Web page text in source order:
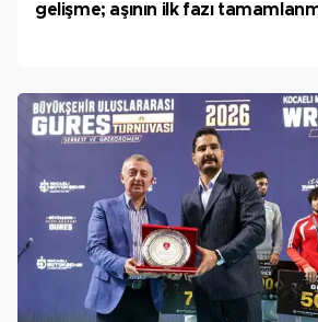
gelişme; aşının ilk fazı